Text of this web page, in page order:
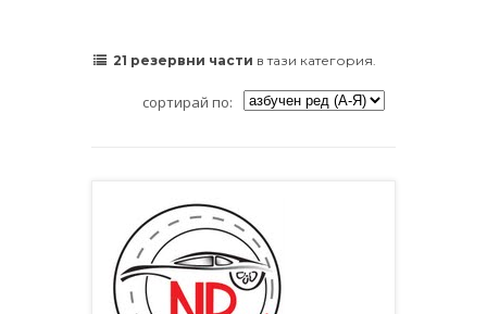
21 резервни части в тази категория.
сортирай по: